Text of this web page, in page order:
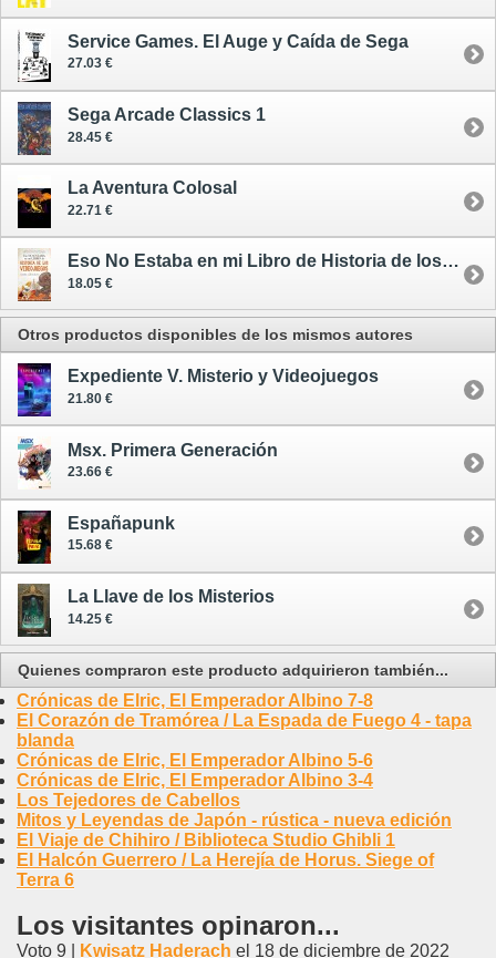
Service Games. El Auge y Caída de Sega
27.03 €
Sega Arcade Classics 1
28.45 €
La Aventura Colosal
22.71 €
Eso No Estaba en mi Libro de Historia de los Videojuegos
18.05 €
Otros productos disponibles de los mismos autores
Expediente V. Misterio y Videojuegos
21.80 €
Msx. Primera Generación
23.66 €
Españapunk
15.68 €
La Llave de los Misterios
14.25 €
Quienes compraron este producto adquirieron también...
Crónicas de Elric, El Emperador Albino 7-8
El Corazón de Tramórea / La Espada de Fuego 4 - tapa
blanda
Crónicas de Elric, El Emperador Albino 5-6
Crónicas de Elric, El Emperador Albino 3-4
Los Tejedores de Cabellos
Mitos y Leyendas de Japón - rústica - nueva edición
El Viaje de Chihiro / Biblioteca Studio Ghibli 1
El Halcón Guerrero / La Herejía de Horus. Siege of
Terra 6
Los visitantes opinaron...
Voto 9 | Kwisatz Haderach el 18 de diciembre de 2022